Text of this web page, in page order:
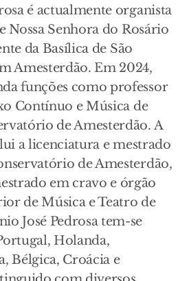
é actualmente organista
Nossa Senhora do Rosário
da Basílica de São
Amesterdão. Em 2024,
funções como professor
Contínuo e Música de
de Amesterdão. A
a licenciatura e mestrado
de Amesterdão,
em cravo e órgão
de Música e Teatro de
José Pedrosa tem-se
Holanda,
Bélgica, Croácia e